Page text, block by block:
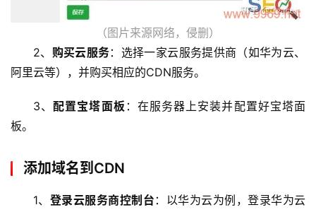
（图片来源网络，侵删）
2、 购买云服务：选择一家云服务提供商（如华为云、
阿里云等），并购买相应的CDN服务。
3、配置宝塔面板 ：在服务器上安装并配置好宝塔面
板。
添加域名到CDN
1、 登录云服务商控制台 ：以华为云为例，登录华为云